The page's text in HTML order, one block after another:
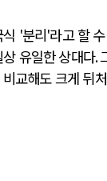
'분리'라고 할
유일한 상대다.
교해도 크게 뒤